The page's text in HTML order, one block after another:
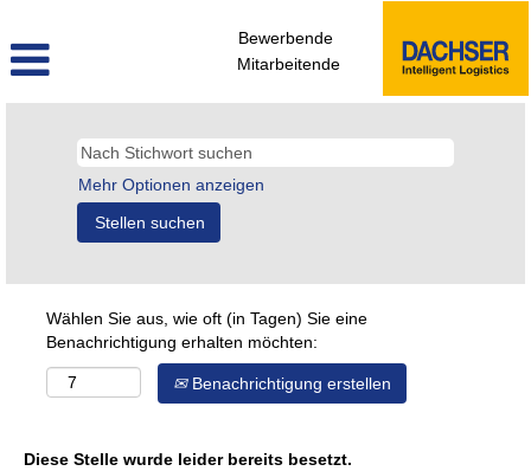
Bewerbende
Mitarbeitende
Mehr Optionen anzeigen
Wählen Sie aus, wie oft (in Tagen) Sie eine
Benachrichtigung erhalten möchten:
Benachrichtigung erstellen
Diese Stelle wurde leider bereits besetzt.